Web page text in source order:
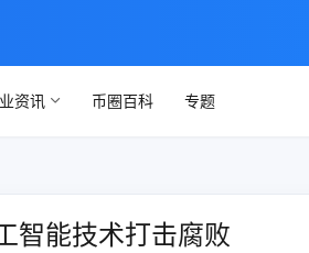
资讯 币圈百科 专题
智能技术打击腐败